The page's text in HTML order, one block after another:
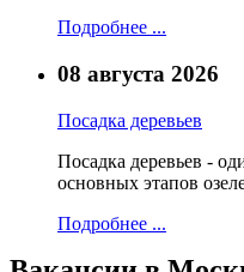
Подробнее ...
08 августа 2026
Посадка деревьев
Посадка деревьев -
основных этапов
Подробнее ...